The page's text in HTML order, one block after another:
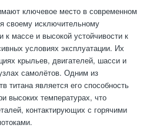
ключевое место в современном
своему исключительному
к массе и высокой устойчивости к
условиях эксплуатации. Их
крыльев, двигателей, шасси и
самолётов. Одним из
титана является его способность
высоких температурах, что
контактирующих с горячими